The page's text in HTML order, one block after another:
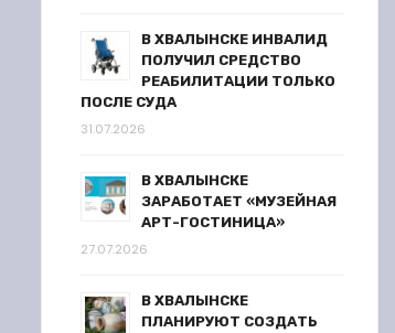
В ХВАЛЫНСКЕ ИНВАЛИД
ПОЛУЧИЛ СРЕДСТВО
РЕАБИЛИТАЦИИ ТОЛЬКО
ПОСЛЕ СУДА
31.07.2026
В ХВАЛЫНСКЕ
ЗАРАБОТАЕТ «МУЗЕЙНАЯ
АРТ-ГОСТИНИЦА»
27.07.2026
В ХВАЛЫНСКЕ
ПЛАНИРУЮТ СОЗДАТЬ